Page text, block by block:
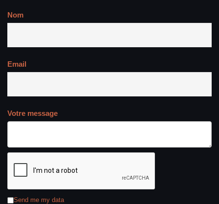
Nom
Email
Votre message
Send me my data